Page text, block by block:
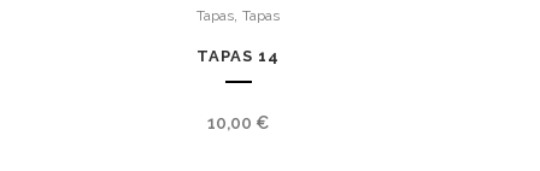
Tapas ,Tapas
TAPAS 14
10,00 €